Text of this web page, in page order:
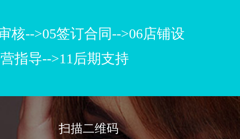
核-->05签订合同-->06店铺设
指导-->11后期支持
扫描二维码